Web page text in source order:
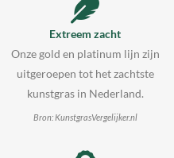
Extreem zacht
Onze gold en platinum lijn zijn
uitgeroepen tot het zachtste
kunstgras in Nederland.
Bron: KunstgrasVergelijker.nl